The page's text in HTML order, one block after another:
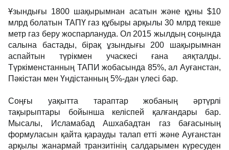
Ұзындығы 1800 шақырымнан асатын және құны $10
млрд болатын ТАПҮ газ құбыры арқылы 30 млрд текше
метр газ беру жоспарлануда. Ол 2015 жылдың соңында
салына бастады, бірақ ұзындығы 200 шақырымнан
аспайтын түрікмен учаскесі ғана аяқталды.
Түркіменстанның ТАПИ жобасында 85%, ал Ауғанстан,
Пәкістан мен Үндістанның 5%-дан үлесі бар.
Соңғы уақытта тараптар жобаның әртүрлі
тақырыптары бойынша келіспей қалғандары бар.
Мысалы, Исламабад Ашхабадтан газ бағасының
формуласын қайта қарауды талап етті және Ауғанстан
арқылы жанармай транзитінің салдарымен күресуден